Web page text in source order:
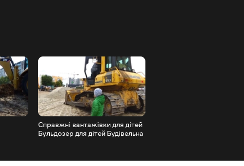
Справжні вантажівки для дітей
Бульдозер для дітей Будівельна